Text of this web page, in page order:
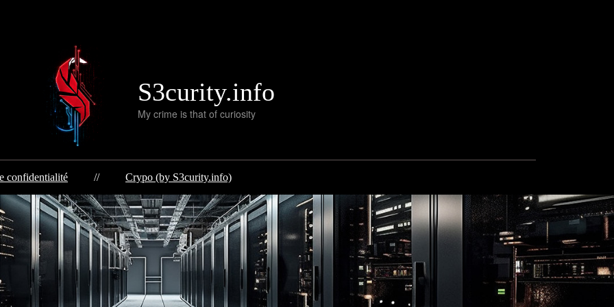
S3curity.info
My crime is that of curiosity
confidentialité // Crypo (by S3curity.info)